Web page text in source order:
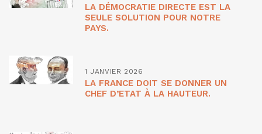
LA DÉMOCRATIE DIRECTE EST LA
SEULE SOLUTION POUR NOTRE
PAYS.
1 JANVIER 2026
LA FRANCE DOIT SE DONNER UN
CHEF D’ETAT À LA HAUTEUR.